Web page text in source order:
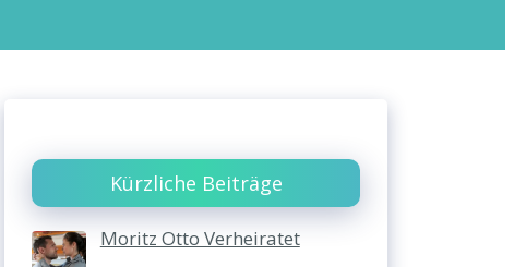
Kürzliche Beiträge
Moritz Otto Verheiratet